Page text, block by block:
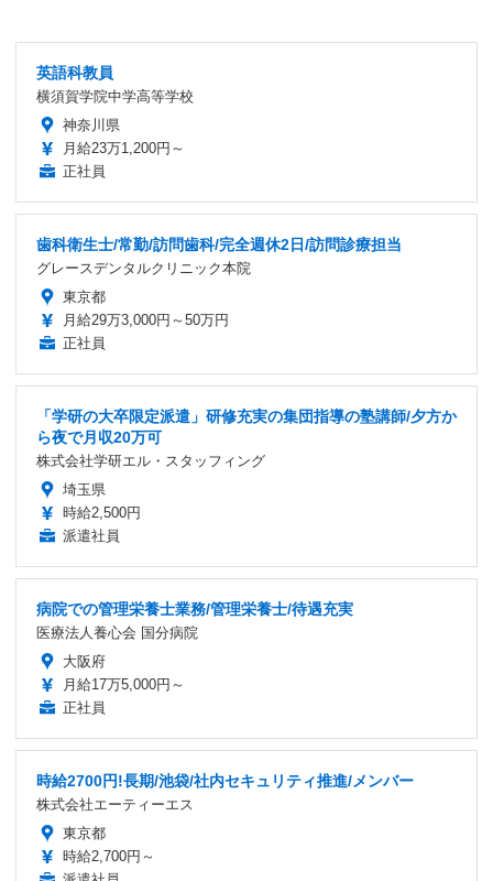
英語科教員
横須賀学院中学高等学校
神奈川県
月給23万1,200円～
正社員
歯科衛生士/常勤/訪問歯科/完全週休2日/訪問診療担当
グレースデンタルクリニック本院
東京都
月給29万3,000円～50万円
正社員
「学研の大卒限定派遣」研修充実の集団指導の塾講師/夕方か
ら夜で月収20万可
株式会社学研エル・スタッフィング
埼玉県
時給2,500円
派遣社員
病院での管理栄養士業務/管理栄養士/待遇充実
医療法人養心会 国分病院
大阪府
月給17万5,000円～
正社員
時給2700円!長期/池袋/社内セキュリティ推進/メンバー
株式会社エーティーエス
東京都
時給2,700円～